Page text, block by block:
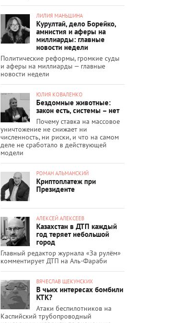
ЛИЛИЯ МАНЬШИНА
Курултай, дело Борейко,
амнистия и аферы на
миллиарды: главные
новости недели
Политические реформы, громкие суды
и аферы на миллиарды — главные
новости недели
ЮЛИЯ КОВАЛЕНКО
Бездомные животные:
закон есть, системы – нет
Почему ставка на массовое
уничтожение не снижает ни
численность, ни риски, и что на самом
деле не сработало в действующей
модели
РОМАН АЛЬМАНСКИЙ
Криптоплатеж при
Президенте
АЛЕКСЕЙ АЛЕКСЕЕВ
Казахстан в ДТП каждый
год теряет небольшой
город
Главный редактор журнала «За рулём»
комментирует ДТП на Аль-Фараби
ВЯЧЕСЛАВ ЩЕКУНСКИХ
В чьих интересах бомбили
КТК?
Атаки беспилотников на
Каспийский трубопроводный